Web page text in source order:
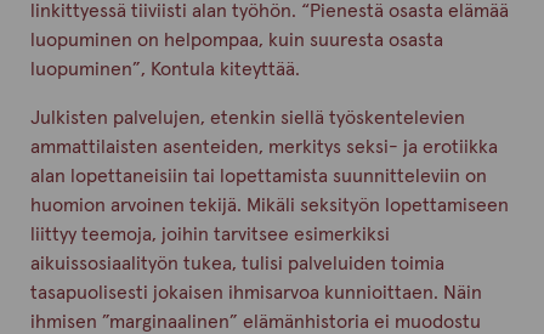
linkittyessä tiiviisti alan työhön. “Pienestä osasta elämää
luopuminen on helpompaa, kuin suuresta osasta
luopuminen”, Kontula kiteyttää.
Julkisten palvelujen, etenkin siellä työskentelevien
ammattilaisten asenteiden, merkitys seksi- ja erotiikka
alan lopettaneisiin tai lopettamista suunnitteleviin on
huomion arvoinen tekijä. Mikäli seksityön lopettamiseen
liittyy teemoja, joihin tarvitsee esimerkiksi
aikuissosiaalityön tukea, tulisi palveluiden toimia
tasapuolisesti jokaisen ihmisarvoa kunnioittaen. Näin
ihmisen ”marginaalinen” elämänhistoria ei muodostu